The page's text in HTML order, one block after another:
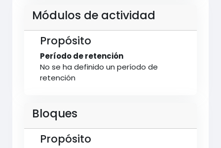
Módulos de actividad
Propósito
Período de retención
No se ha definido un período de
retención
Bloques
Propósito